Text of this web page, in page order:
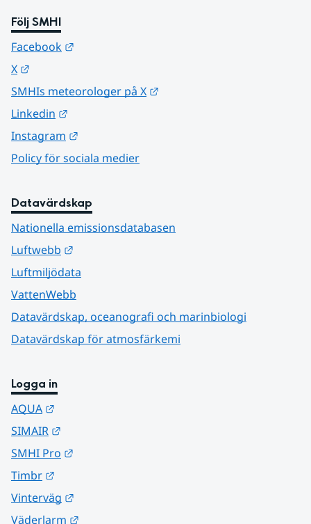
Följ SMHI
Facebook
X
SMHIs meteorologer på X
Linkedin
Instagram
Policy för sociala medier
Datavärdskap
Nationella emissionsdatabasen
Luftwebb
Luftmiljödata
VattenWebb
Datavärdskap, oceanografi och marinbiologi
Datavärdskap för atmosfärkemi
Logga in
AQUA
SIMAIR
SMHI Pro
Timbr
Vinterväg
Väderlarm